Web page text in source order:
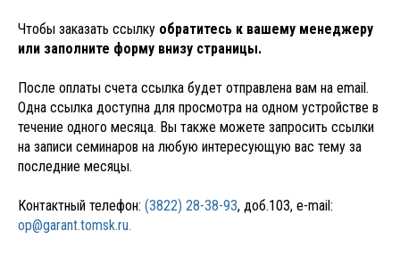
Чтобы заказать ссылку обратитесь к вашему менеджеру
или заполните форму внизу страницы.
После оплаты счета ссылка будет отправлена вам на email.
Одна ссылка доступна для просмотра на одном устройстве в
течение одного месяца. Вы также можете запросить ссылки
на записи семинаров на любую интересующую вас тему за
последние месяцы.
Контактный телефон: (3822) 28-38-93, доб.103, e-mail:
op@garant.tomsk.ru.